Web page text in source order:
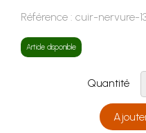
Référence : cuir-nervure-
Article disponible
Quantité